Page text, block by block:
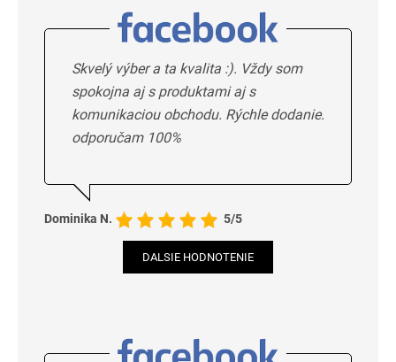
Skvelý výber a ta kvalita :). Vždy som
spokojna aj s produktami aj s
komunikaciou obchodu. Rýchle dodanie.
odporučam 100%
Dominika N. 5/5
DALSIE HODNOTENIE